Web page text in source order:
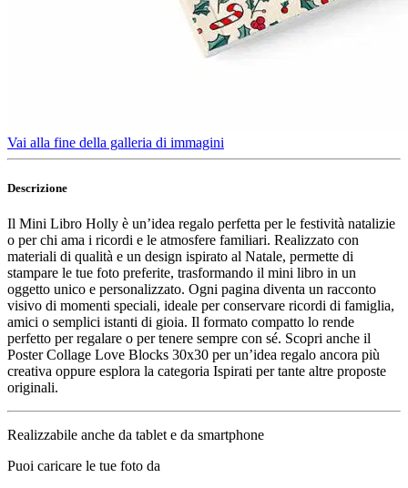
Vai alla fine della galleria di immagini
Descrizione
Il Mini Libro Holly è un’idea regalo perfetta per le festività natalizie
o per chi ama i ricordi e le atmosfere familiari. Realizzato con
materiali di qualità e un design ispirato al Natale, permette di
stampare le tue foto preferite, trasformando il mini libro in un
oggetto unico e personalizzato. Ogni pagina diventa un racconto
visivo di momenti speciali, ideale per conservare ricordi di famiglia,
amici o semplici istanti di gioia. Il formato compatto lo rende
perfetto per regalare o per tenere sempre con sé. Scopri anche il
Poster Collage Love Blocks 30x30 per un’idea regalo ancora più
creativa oppure esplora la categoria Ispirati per tante altre proposte
originali.
Realizzabile anche da tablet e da smartphone
Puoi caricare le tue foto da